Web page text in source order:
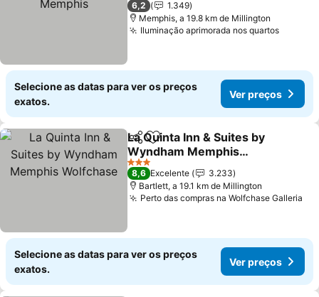
6,2
1.349
Memphis, a 19.8 km de Millington
Iluminação aprimorada nos quartos
Selecione as datas para ver os preços
exatos.
Ver preços
PartilharAdicionar aos favoritos
La Quinta Inn & Suites by
Wyndham Memphis
Wolfchase
3 Estrelas
8,6 Excelente
3.233
Bartlett, a 19.1 km de Millington
Perto das compras na Wolfchase Galleria
Selecione as datas para ver os preços
exatos.
Ver preços